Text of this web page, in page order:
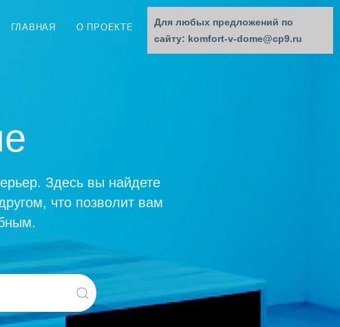
ГЛАВНАЯ О ПРОЕКТЕ ОБРАТНАЯ СВЯЗЬ
Здесь вы найдете
что позволит вам
Для любых предложений по
сайту: komfort-v-dome@cp9.ru